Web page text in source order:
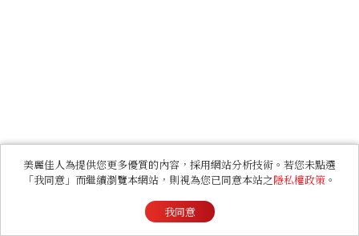
美麗佳人為提供您更多優質的內容，採用網站分析技術。若您未點選
「我同意」而繼續瀏覽本網站，則視為您已同意本站之隱私權政策 。
我同意